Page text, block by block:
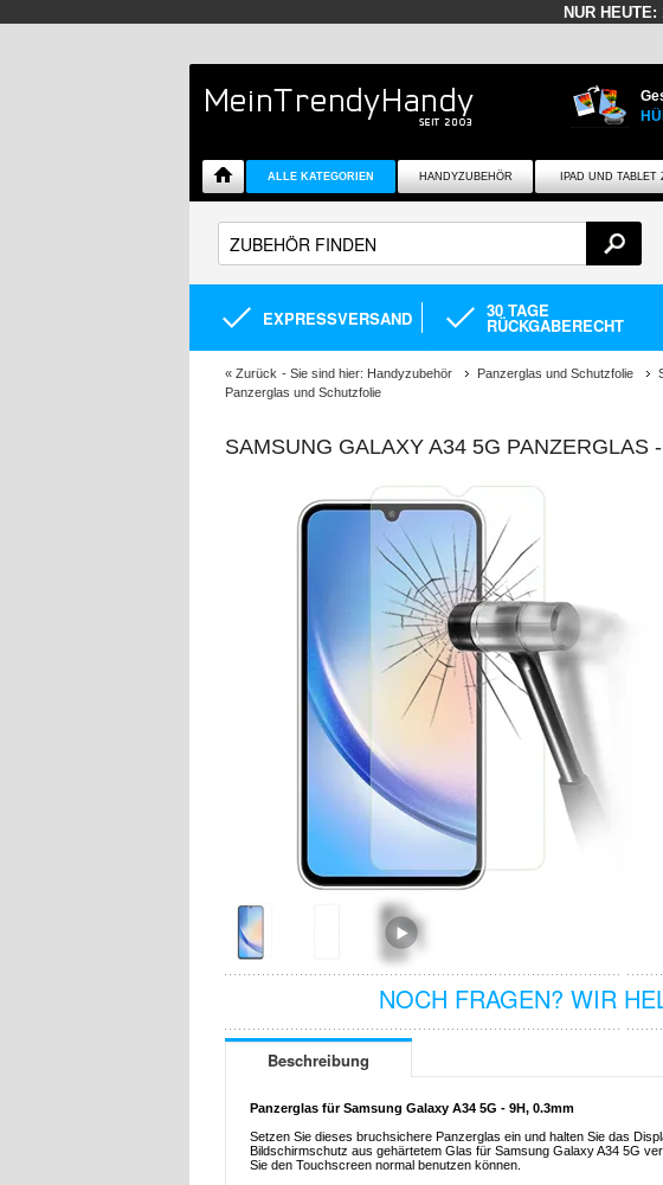
NUR HEUTE:
ALLE KATEGORIEN HANDYZUBEHÖR IPAD UND TABLET
EXPRESSVERSAND 30 TAGE
RÜCKGABERECHT
« Zurück - Sie sind hier: Handyzubehör Panzerglas und Schutzfolie
Panzerglas und Schutzfolie
SAMSUNG GALAXY A34 5G PANZERGLAS
NOCH FRAGEN? WIR
Beschreibung
Panzerglas für Samsung Galaxy A34 5G - 9H, 0.3mm
Setzen Sie dieses bruchsichere Panzerglas ein und halten Sie das
Bildschirmschutz aus gehärtetem Glas für Samsung Galaxy A34 5G
Sie den Touchscreen normal benutzen können.